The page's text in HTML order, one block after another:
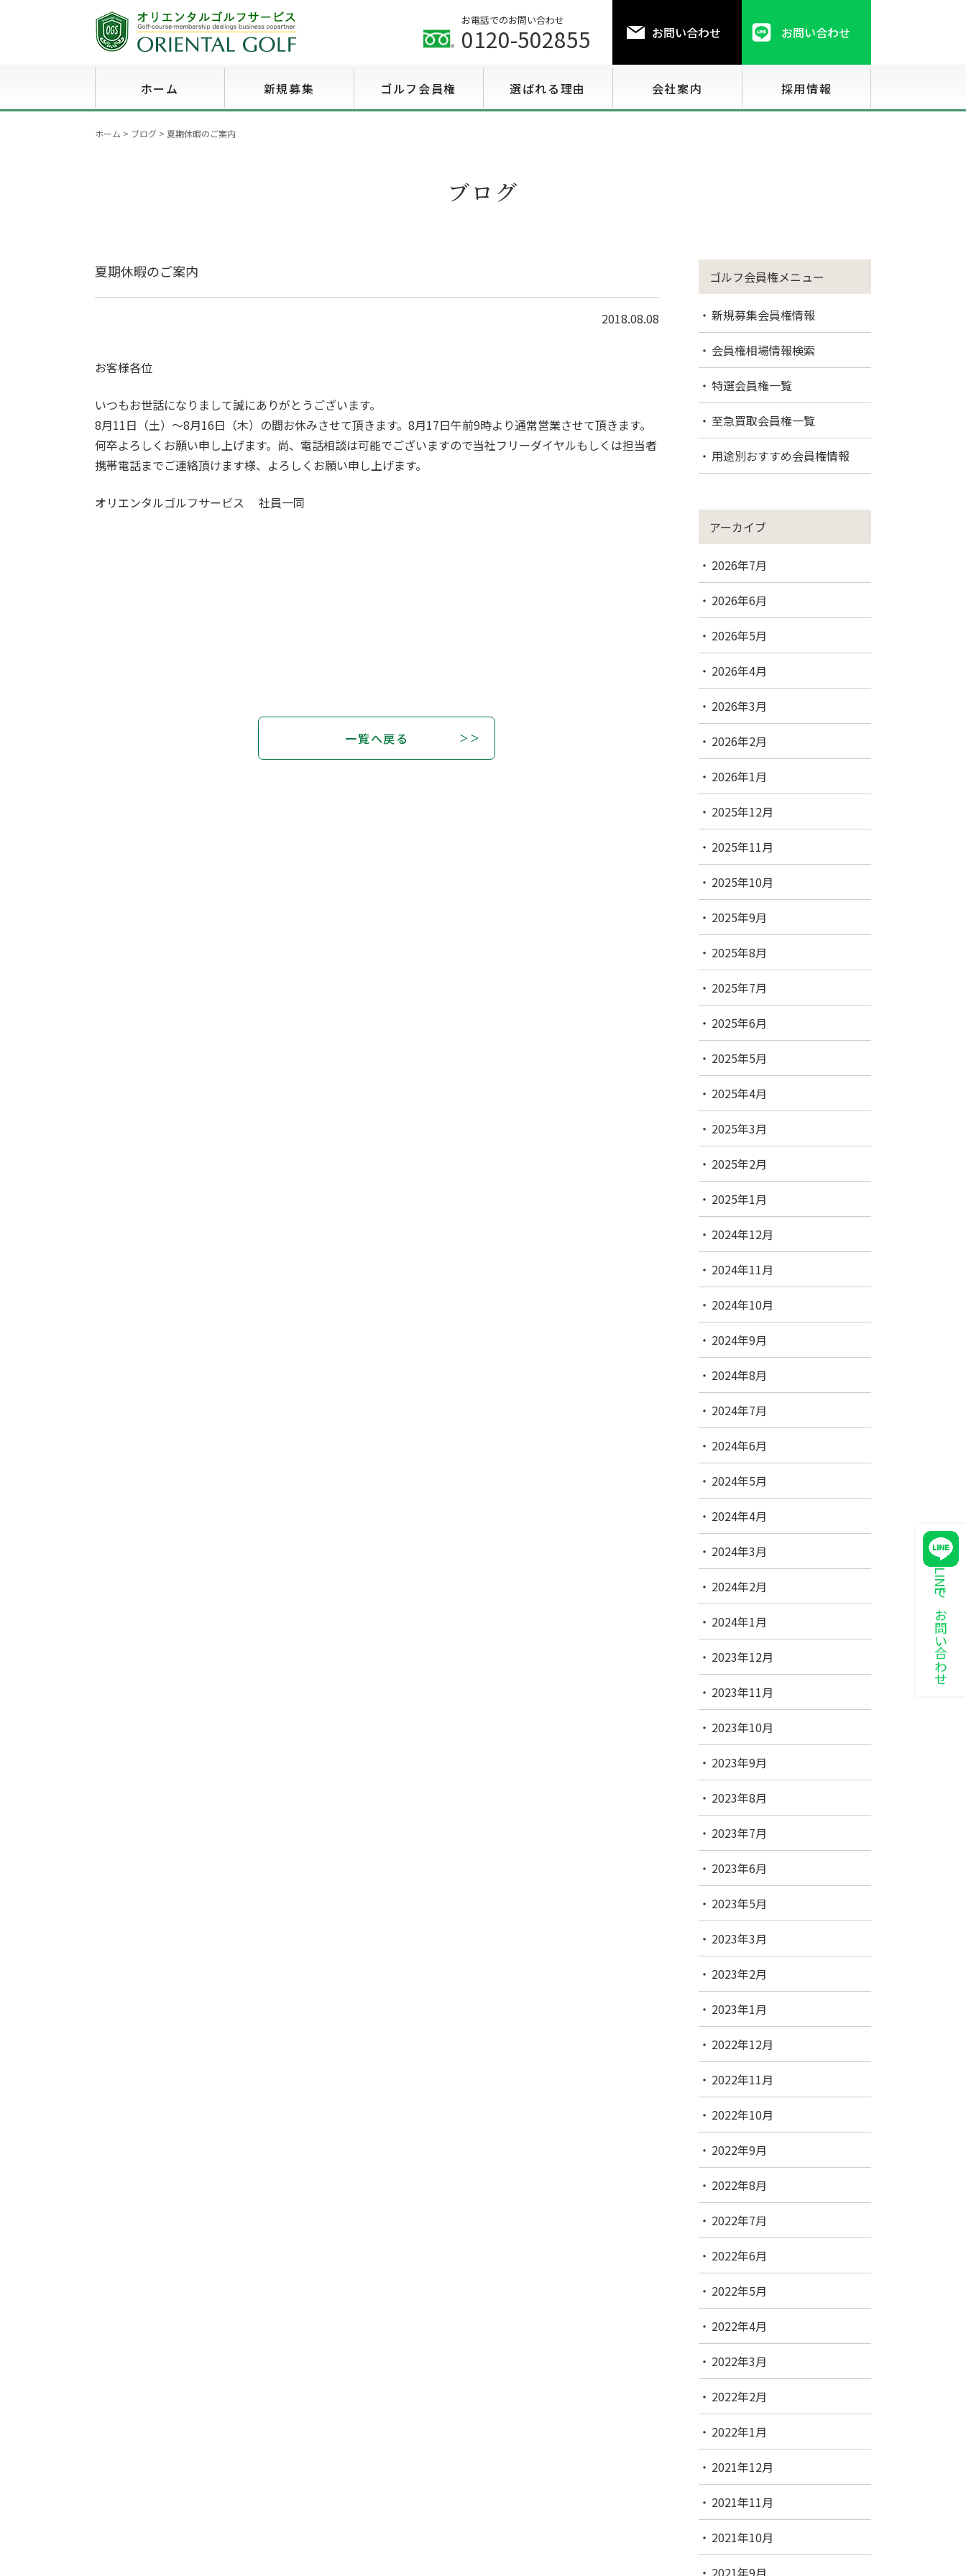
お電話でのお問い合わせ
0120-502855 お問い合わせ お問い合わせ
ホーム 新規募集 ゴルフ会員権
至急買い会員権情報
選ばれる理由 会社案内 採用情報
LINEでお問い合わせ
ホーム > ブログ > 夏期休暇のご案内
ブログ
夏期休暇のご案内
2018.08.08
お客様各位
いつもお世話になりまして誠にありがとうございます。
8月11日（土）〜8月16日（木）の間お休みさせて頂きます。8月17日午前9時より通常営業させて頂きます。
何卒よろしくお願い申し上げます。尚、電話相談は可能でございますので当社フリーダイヤルもしくは担当者
携帯電話までご連絡頂けます様、よろしくお願い申し上げます。
オリエンタルゴルフサービス 社員一同
一覧へ戻る
ゴルフ会員権メニュー
新規募集会員権情報
会員権相場情報検索
特選会員権一覧
至急買取会員権一覧
用途別おすすめ会員権情報
アーカイブ
2026年7月
2026年6月
2026年5月
2026年4月
2026年3月
2026年2月
2026年1月
2025年12月
2025年11月
2025年10月
2025年9月
2025年8月
2025年7月
2025年6月
2025年5月
2025年4月
2025年3月
2025年2月
2025年1月
2024年12月
2024年11月
2024年10月
2024年9月
2024年8月
2024年7月
2024年6月
2024年5月
2024年4月
2024年3月
2024年2月
2024年1月
2023年12月
2023年11月
2023年10月
2023年9月
2023年8月
2023年7月
2023年6月
2023年5月
2023年3月
2023年2月
2023年1月
2022年12月
2022年11月
2022年10月
2022年9月
2022年8月
2022年7月
2022年6月
2022年5月
2022年4月
2022年3月
2022年2月
2022年1月
2021年12月
2021年11月
2021年10月
2021年9月